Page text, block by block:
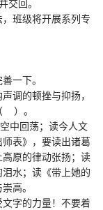
班级将开展系列专
一下。
调的顿挫与抑扬，
）。
中回荡；读今人文
表》，要读出诸葛
原的律动张扬；读
水；读《带上她的
高。
字的力量！不要着